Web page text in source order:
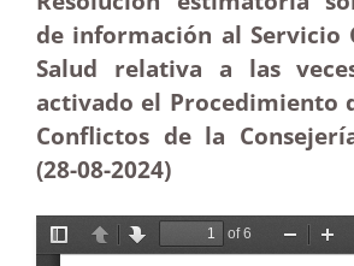
de información al Servicio
Salud relativa a las
activado el Procedimiento
Conflictos de la
(28-08-2024)